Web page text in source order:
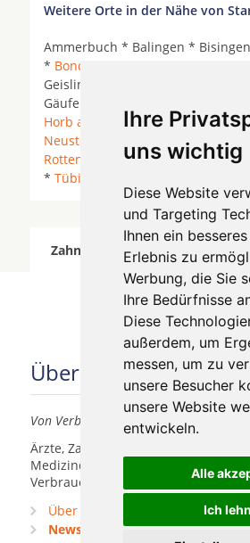
Ihre
uns wichtig
Diese Website
und Targeting
Ihnen ein
Erlebnis zu
Werbung, die Sie
Ihre Bedürfnisse
Diese
außerdem, um
messen, um zu
unsere Besucher
unsere Website
entwickeln.
Alle
Ich
Weitere Orte in der Nähe von
Ammerbuch * Balingen *
* Bondorf
Geislingen (Zollernalbkreis) *
Gäufelden *
Horb am Neckar* Mötzingen *
Neustetten
Rangendingen
*
Rottenburg am Neckar*Starzach
* Tübingen
Zahnärzte für Zahnimplantete in
am 08 August 2026
Über uns
Von Verbrauchern für Verbraucher
Ärzte, Zahnärzte, Akustiker und
Medizindienstleister haben hier die
Verbrauchern vorzustellen.
Über uns
Newsletter